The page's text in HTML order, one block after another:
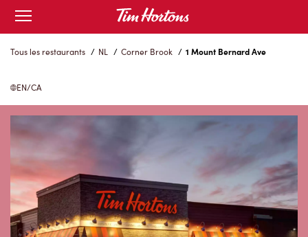
Skip
Content
Open
mobile
menu
Tous les restaurants / NL / Corner Brook / 1 Mount Bernard Ave
EN/CA